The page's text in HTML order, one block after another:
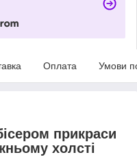
Оплата Умови
прикраси
холсті